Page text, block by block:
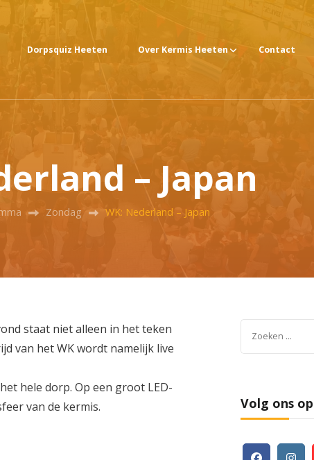
Dorpsquiz Heeten Over Kermis Heeten Contact
– Japan
Zondag WK: Nederland – Japan
staat niet alleen in het teken
van het WK wordt namelijk live
hele dorp. Op een groot LED-
van de kermis.
Volg ons